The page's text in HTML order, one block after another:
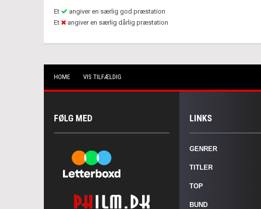
Et
angiver en særlig god præstation
Et
angiver en særlig dårlig præstation
HOME VIS TILFÆLDIG
FØLG MED LINKS
GENRER
TITLER
TOP
BUND